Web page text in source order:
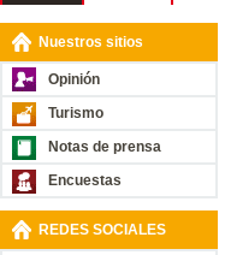
Nuestros sitios
Opinión
Turismo
Notas de prensa
Encuestas
REDES SOCIALES